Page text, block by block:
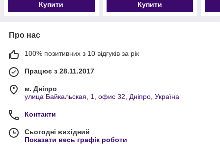
Купити Купити
Про нас
100% позитивних з 10 відгуків за рік
Працює з 28.11.2017
м. Дніпро
улица Байкальская, 1, офис 32, Дніпро, Україна
Контакти
Сьогодні вихідний
Показати весь графік роботи